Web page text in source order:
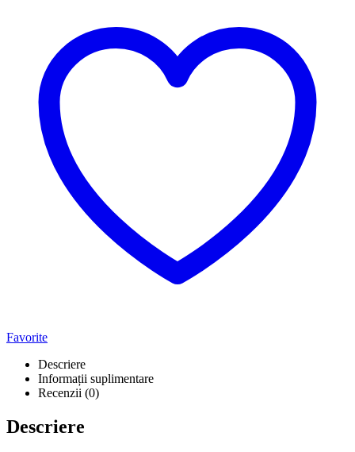
Favorite
Descriere
Informații suplimentare
Recenzii (0)
Descriere